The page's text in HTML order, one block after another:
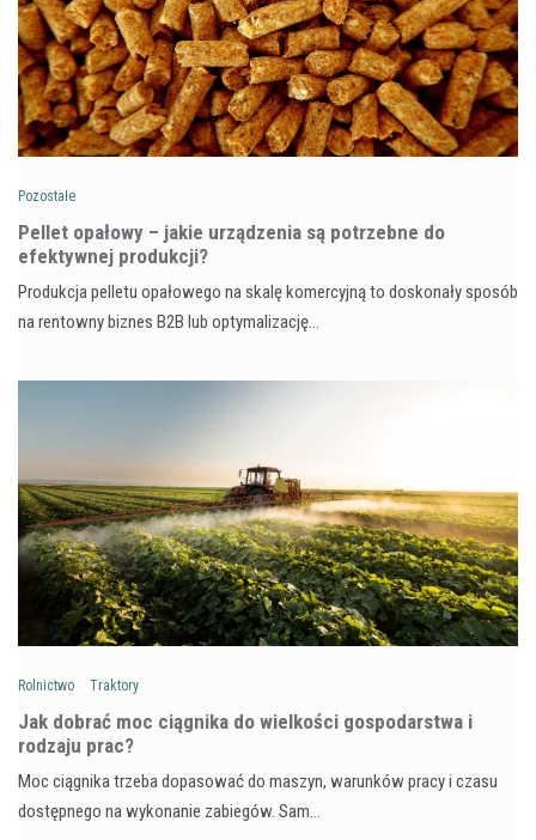
Pozostałe
Pellet opałowy – jakie urządzenia są potrzebne do
efektywnej produkcji?
Produkcja pelletu opałowego na skalę komercyjną to doskonały sposób
na rentowny biznes B2B lub optymalizację…
Rolnictwo Traktory
Jak dobrać moc ciągnika do wielkości gospodarstwa i
rodzaju prac?
Moc ciągnika trzeba dopasować do maszyn, warunków pracy i czasu
dostępnego na wykonanie zabiegów. Sam…